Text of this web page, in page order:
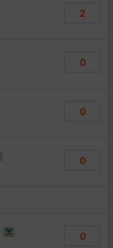
2
0
0
0
0